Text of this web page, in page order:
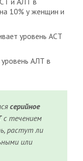
10% у женщин и
уровень АСТ
АЛТ в
серийное
с течением
растут ли
или